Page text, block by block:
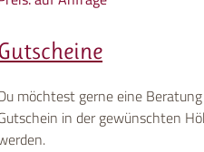
möchtest gerne eine
in der gewünschten